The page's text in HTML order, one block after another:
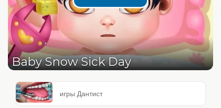
Baby Snow Sick Day
игры Дантист